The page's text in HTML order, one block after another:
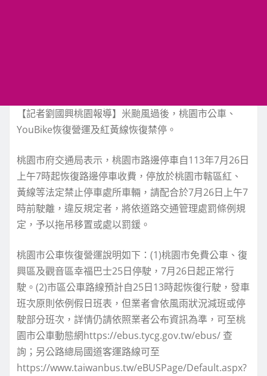
【記者劉國興桃園報導】米颱風過後，桃園市公車、
YouBike恢復營運及紅黃線恢復禁停。
桃園市府交通局表示，桃園市路邊停車自113年7月26日
上午7時起恢復路邊停車收費，停放於桃園市轄區紅、
黃線等法定禁止停車處所車輛，請配合於7月26日上午7
時前駛離，違反規定者，將依道路交通管理處罰條例規
定，予以拖吊移置或處以罰鍰。
桃園市公車恢復營運說明如下：(1)桃園市免費公車、復
興區及觀音區幸福巴士25日停駛，7月26日起正常行
駛。(2)市區公車路線預計自25日13時起恢復行駛，發車
班次原則依例假日班表，但業者會依風雨狀況減班或停
駛部分班次，詳情仍請依照業者公布資訊為準，可至桃
園市公車動態網https://ebus.tycg.gov.tw/ebus/ 查
詢；另公路總局國道客運路線可至
https://www.taiwanbus.tw/eBUSPage/Default.aspx?